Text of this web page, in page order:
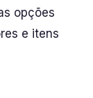
opções
e itens